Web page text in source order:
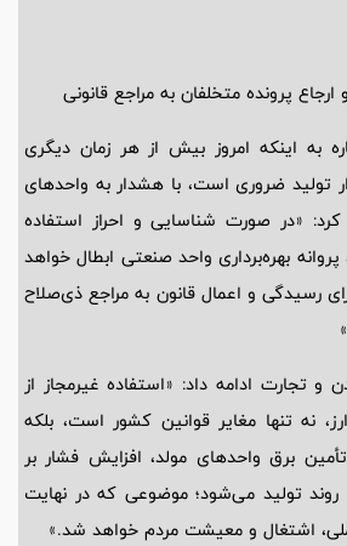
ارجاع پرونده متخلفان به مراجع قانونی
به اینکه امروز بیش از هر زمان دیگری
تولید ضروری است، با هشدار به واحدهای
«در صورت شناسایی و احراز استفاده
پروانه بهره‌برداری واحد صنعتی ابطال خواهد
رسیدگی و اعمال قانون به مراجع ذی‌صلاح
تجارت ادامه داد: «استفاده غیرمجاز از
نه تنها مغایر قوانین کشور است، بلکه
برق واحدهای مولد، افزایش فشار بر
روند تولید می‌شود؛ موضوعی که در نهایت
اشتغال و معیشت مردم خواهد شد.»